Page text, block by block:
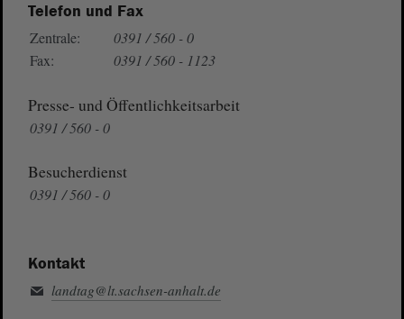
Telefon und Fax
Zentrale:
0391 / 560 - 0
Fax:
0391 / 560 - 1123
Presse- und Öffentlichkeitsarbeit
0391 / 560 - 0
Besucherdienst
0391 / 560 - 0
Kontakt
landtag@lt.sachsen-anhalt.de